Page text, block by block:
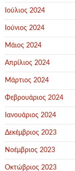
Ιούλιος 2024
Ιούνιος 2024
Μάιος 2024
Απρίλιος 2024
Μάρτιος 2024
Φεβρουάριος 2024
Ιανουάριος 2024
Δεκέμβριος 2023
Νοέμβριος 2023
Οκτώβριος 2023